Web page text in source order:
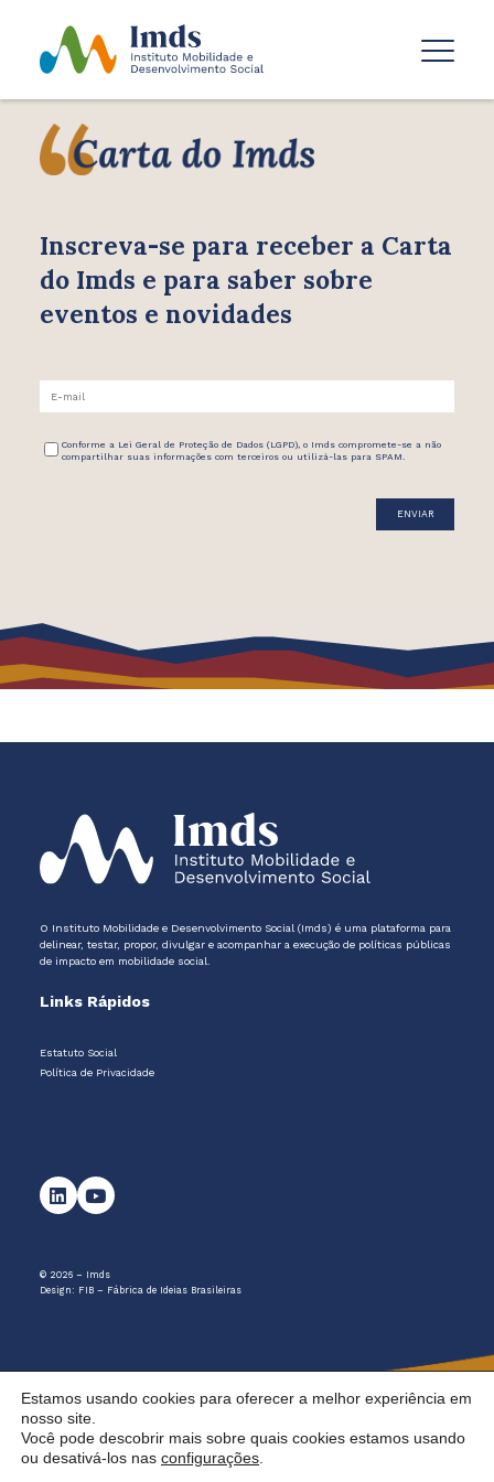
Inscreva-se para receber a Carta
do Imds e para saber sobre
eventos e novidades
Conforme a Lei Geral de Proteção de Dados (LGPD), o Imds compromete-se a não
compartilhar suas informações com terceiros ou utilizá-las para SPAM.
O Instituto Mobilidade e Desenvolvimento Social (Imds) é uma plataforma para
delinear, testar, propor, divulgar e acompanhar a execução de políticas públicas
de impacto em mobilidade social.
Links Rápidos
Estatuto Social
Política de Privacidade
© 2026 – Imds
Design: FIB – Fábrica de Ideias Brasileiras
Estamos usando cookies para oferecer a melhor experiência em
nosso site.
Você pode descobrir mais sobre quais cookies estamos usando
ou desativá-los nas configurações